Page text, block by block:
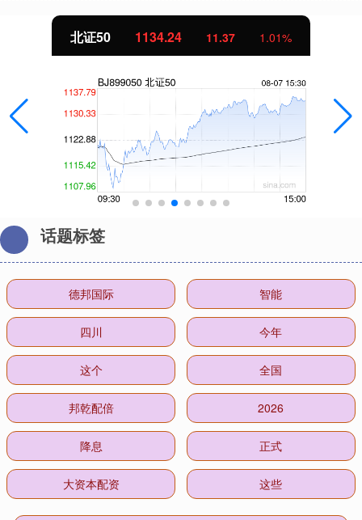
北证50 1134.24 11.37 1.01%
话题标签
德邦国际 智能
四川 今年
这个 全国
邦乾配倍 2026
降息 正式
大资本配资 这些